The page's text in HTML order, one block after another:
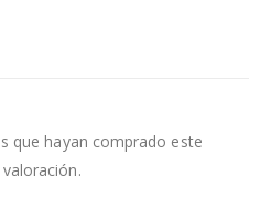
que hayan comprado este